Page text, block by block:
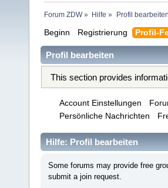
Forum ZDW» Hilfe » Profil bearbeiten
Beginn Registrierung Profil-
Profil bearbeiten
This section provides
Account Einstellungen
Persönliche Nachrichten
Hilfe: Profil bearbeiten
Some forums may provide free
submit a join request.